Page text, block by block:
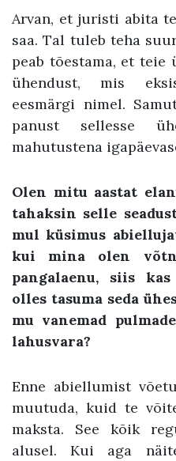
Arvan, et juristi abita
saa. Tal tuleb teha
peab tõestama, et
ühendust, mis
eesmärgi nimel.
panust sellesse
mahutustena
Olen mitu aastat
tahaksin selle
mul küsimus
kui mina olen
pangalaenu, siis
olles tasuma seda
mu vanemad
lahusvara?
Enne abiellumist
muutuda, kuid te
maksta. See kõik
alusel. Kui aga